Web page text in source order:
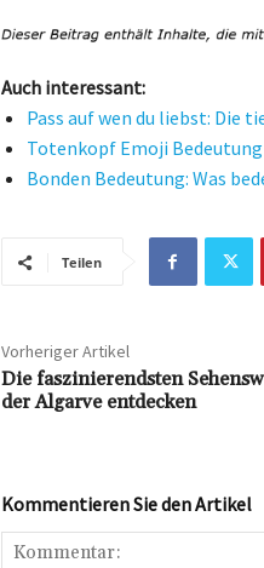
Auch interessant:
Pass auf wen du liebst: Die
Totenkopf Emoji Bedeutung
Bonden Bedeutung: Was
Teilen
Vorheriger Artikel
Die faszinierendsten
der Algarve entdecken
Kommentieren Sie den Artikel